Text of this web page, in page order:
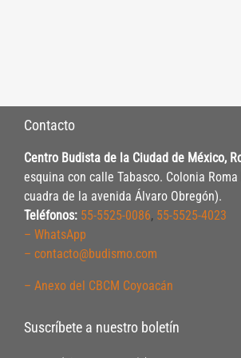
Contacto
Centro Budista de la Ciudad de México,
esquina con calle Tabasco. Colonia
cuadra de la avenida Álvaro Obregón).
Teléfonos: 55-5525-0086, 55-5525-4023
– WhatsApp
– contacto@budismo.com
– Anexo del CBCM Coyoacán
Suscríbete a nuestro boletín